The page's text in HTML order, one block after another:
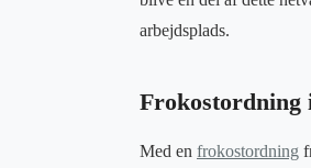
arbejdsplads.
Frokostordning
Med en frokostordning